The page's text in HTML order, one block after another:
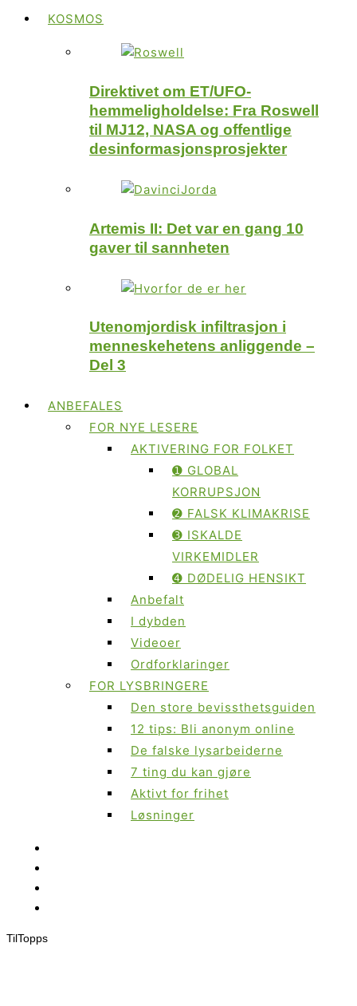
KOSMOS
Direktivet om ET/UFO-
hemmeligholdelse: Fra Roswell
til MJ12, NASA og offentlige
desinformasjonsprosjekter
Artemis II: Det var en gang 10
gaver til sannheten
Utenomjordisk infiltrasjon i
menneskehetens anliggende –
Del 3
ANBEFALES
FOR NYE LESERE
AKTIVERING FOR FOLKET
➊ GLOBAL
KORRUPSJON
➋ FALSK KLIMAKRISE
➌ ISKALDE
VIRKEMIDLER
➍ DØDELIG HENSIKT
Anbefalt
I dybden
Videoer
Ordforklaringer
FOR LYSBRINGERE
Den store bevissthetsguiden
12 tips: Bli anonym online
De falske lysarbeiderne
7 ting du kan gjøre
Aktivt for frihet
Løsninger
TilTopps